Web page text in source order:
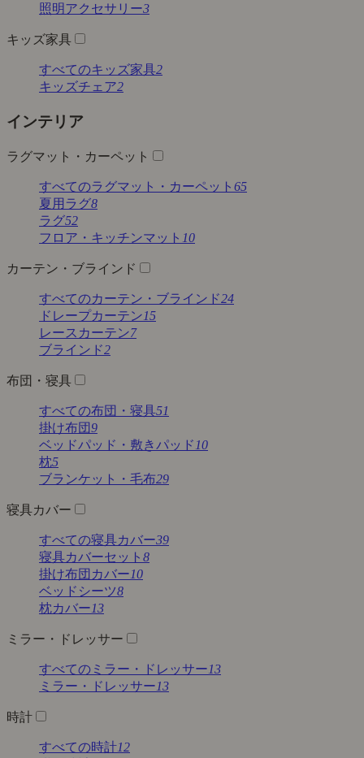
照明アクセサリー3
キッズ家具
すべてのキッズ家具2
キッズチェア2
インテリア
ラグマット・カーペット
すべてのラグマット・カーペット 65
夏用ラグ8
ラグ52
フロア・キッチンマット 10
カーテン・ブラインド
すべてのカーテン・ブラインド24
ドレープカーテン15
レースカーテン7
ブラインド2
布団・寝具
すべての布団・寝具51
掛け布団9
ベッドパッド・敷きパッド 10
枕5
ブランケット・毛布29
寝具カバー
すべての寝具カバー39
寝具カバーセット 8
掛け布団カバー10
ベッドシーツ8
枕カバー13
ミラー・ドレッサー
すべてのミラー・ドレッサー13
ミラー・ドレッサー13
時計
すべての時計12